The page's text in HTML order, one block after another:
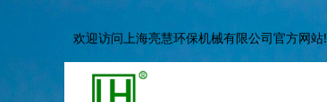
欢迎访问上海亮慧环保机械有限公司官方网站!